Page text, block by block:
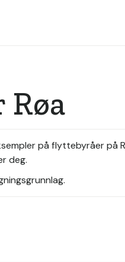
på flyttebyråer på
deg.